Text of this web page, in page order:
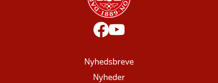
Nyhedsbreve
Nyheder